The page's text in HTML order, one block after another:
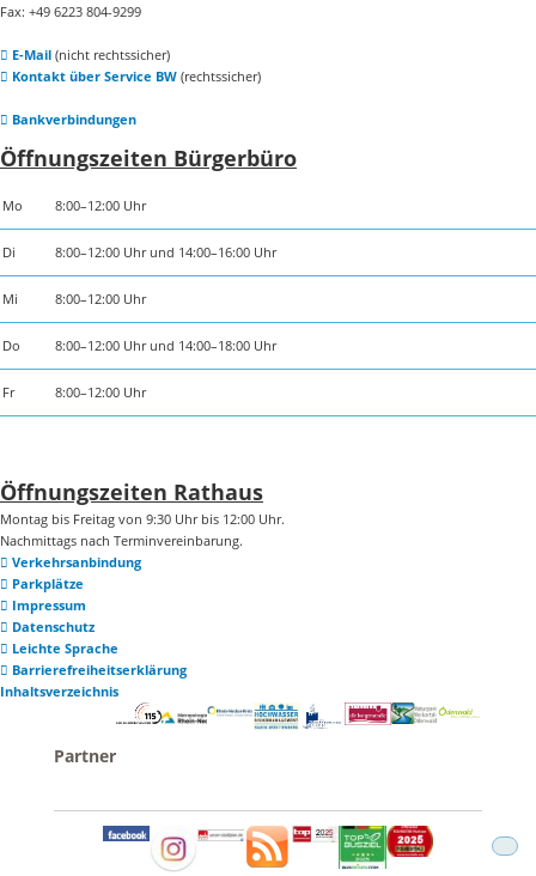
Fax: +49 6223 804-9299
E-Mail(nicht rechtssicher)
Kontakt über Service BW(rechtssicher)
Bankverbindungen
Öffnungszeiten Bürgerbüro
Mo 8:00–12:00 Uhr
Di 8:00–12:00 Uhr und 14:00–16:00 Uhr
Mi 8:00–12:00 Uhr
Do 8:00–12:00 Uhr und 14:00–18:00 Uhr
Fr 8:00–12:00 Uhr
Öffnungszeiten Rathaus
Montag bis Freitag von 9:30 Uhr bis 12:00 Uhr.
Nachmittags nach Terminvereinbarung.
Verkehrsanbindung
Parkplätze
Impressum
Datenschutz
Leichte Sprache
Barrierefreiheitserklärung
Inhaltsverzeichnis